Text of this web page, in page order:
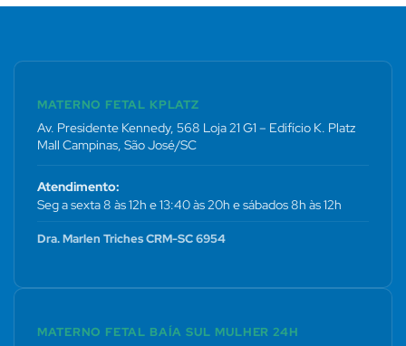
MATERNO FETAL KPLATZ
Av. Presidente Kennedy, 568 Loja 21 G1 – Edifício K. Platz
Mall Campinas, São José/SC
Atendimento:
Seg a sexta 8 às 12h e 13:40 às 20h e sábados 8h às 12h
Dra. Marlen Triches CRM-SC 6954
MATERNO FETAL BAÍA SUL MULHER 24H